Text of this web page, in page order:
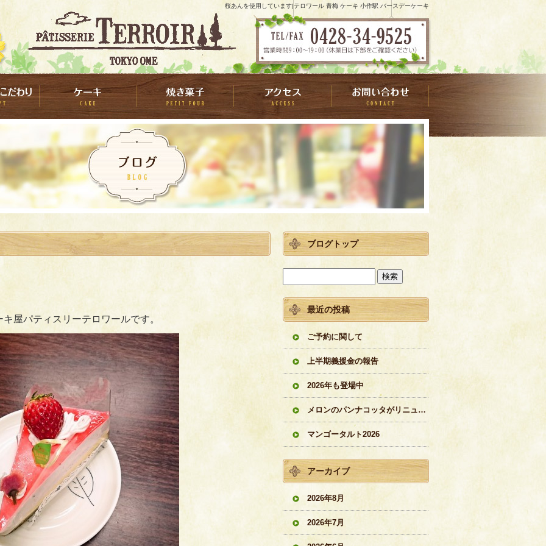
桜あんを使用しています|テロワール 青梅 ケーキ 小作駅 バースデーケーキ
屋パティスリーテロワールです。
ブログトップ
最近の投稿
ご予約に関して
上半期義援金の報告
2026年も登場中
メロンのパンナコッタがリニューアル
マンゴータルト2026
アーカイブ
2026年8月
2026年7月